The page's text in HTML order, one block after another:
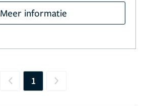
Meer informatie
Previous
1 Next